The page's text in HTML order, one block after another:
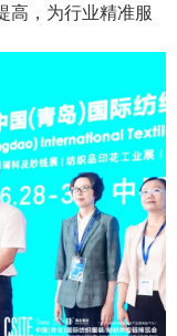
高，为行业精准服